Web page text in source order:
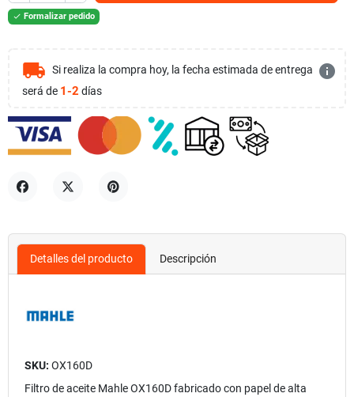
 Formalizar pedido
local_shipping Si realiza la compra hoy, la fecha estimada de entrega
será de 1-2 días
info
Detalles del producto Descripción
SKU: OX160D
Filtro de aceite Mahle OX160D fabricado con papel de alta